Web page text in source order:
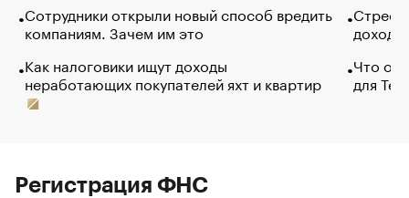
Сотрудники открыли новый способ вредить
компаниям. Зачем им это
Как налоговики ищут доходы
неработающих покупателей яхт и квартир
Что
для
Регистрация ФНС